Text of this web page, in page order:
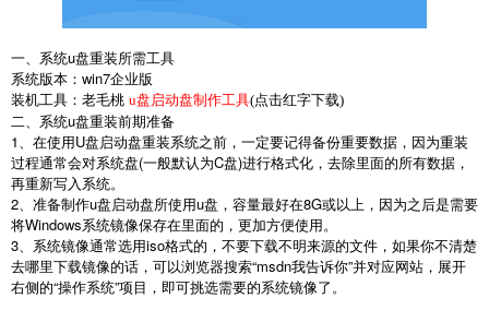
一、系统u盘重装所需工具
系统版本： win7企业版
装机工具：老毛桃 u盘启动盘制作工具(点击红字下载)
二、系统u盘重装前期准备
1
、在使用U盘启动盘重装系统之前，一定要记得备份重要数据，因为重装
过程通常会对系统盘(一般默认为C盘)进行格式化，去除里面的所有数据，
再重新写入系统。
2 、准备制作u盘启动盘所使用u盘，容量最好在8G或以上，因为之后是需要
将Windows系统镜像保存在里面的，更加方便使用。
3 、系统镜像通常选用iso格式的，不要下载不明来源的文件，如果你不清楚
去哪里下载镜像的话，可以浏览器搜索“msdn我告诉你”并对应网站，展开
右侧的“操作系统”项目，即可挑选需要的系统镜像了。